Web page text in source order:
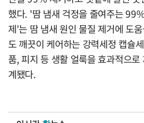
했다. '땀 냄새 걱정을 줄여주는
제'는 땀 냄새 원인 물질 제거에 도
도 깨끗이 케어하는 강력세정 캡슐
품, 피지 등 생활 얼룩을 효과적으로
계됐다.